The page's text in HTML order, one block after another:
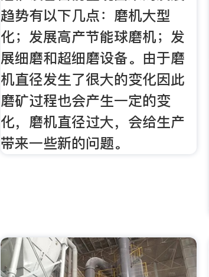
趋势有以下几点：磨机大型
化；发展高产节能球磨机；发
展细磨和超细磨设备。由于磨
机直径发生了很大的变化因此
磨矿过程也会产生一定的变
化，磨机直径过大，会给生产
带来一些新的问题。